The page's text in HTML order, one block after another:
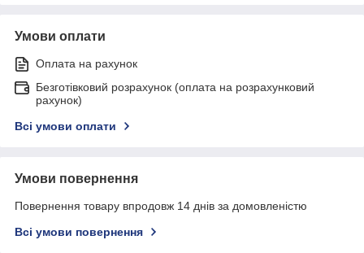
Умови оплати
Оплата на рахунок
Безготівковий розрахунок (оплата на розрахунковий
рахунок)
Всі умови оплати
Умови повернення
Повернення товару впродовж 14 днів за домовленістю
Всі умови повернення